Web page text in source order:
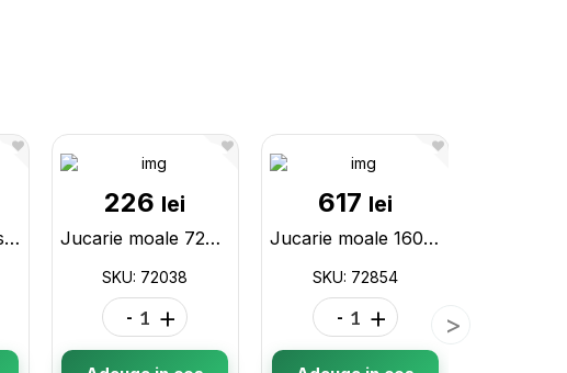
Jucarie moale Ursul cu esarfa gri 68121
226 lei
Jucarie moale 72038
SKU: 72038
- +
617 lei
Jucarie moale 160cm 72854
SKU: 72854
- +